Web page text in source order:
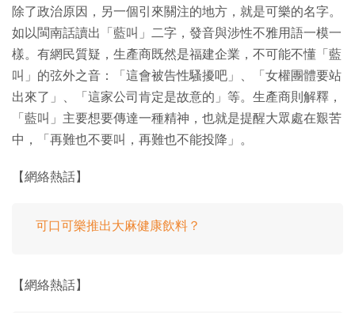
除了政治原因，另一個引來關注的地方，就是可樂的名字。
如以閩南話讀出「藍叫」二字，發音與涉性不雅用語一模一
樣。有網民質疑，生產商既然是福建企業，不可能不懂「藍
叫」的弦外之音：「這會被告性騷擾吧」、「女權團體要站
出來了」、「這家公司肯定是故意的」等。生產商則解釋，
「藍叫」主要想要傳達一種精神，也就是提醒大眾處在艱苦
中，「再難也不要叫，再難也不能投降」。
【網絡熱話】
可口可樂推出大麻健康飲料？
【網絡熱話】